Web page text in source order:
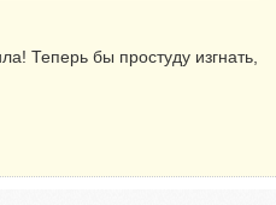
Теперь бы простуду изгнать,